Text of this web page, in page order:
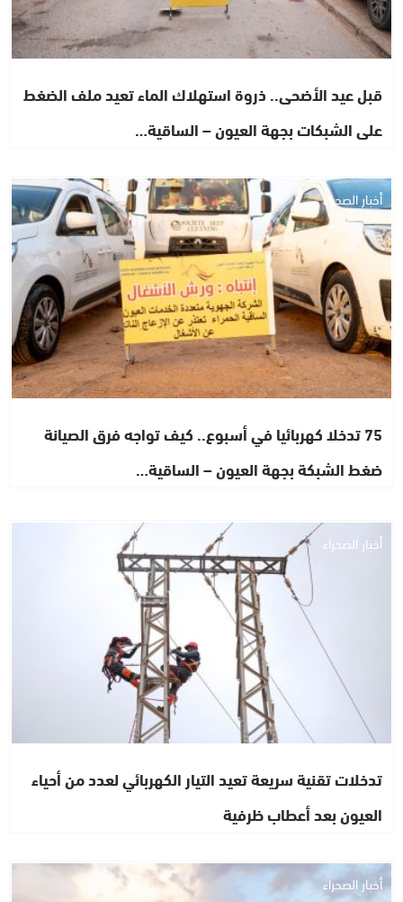
قبل عيد الأضحى.. ذروة استهلاك الماء تعيد ملف الضغط
على الشبكات بجهة العيون – الساقية…
أخبار الصحراء
75 تدخلا كهربائيا في أسبوع.. كيف تواجه فرق الصيانة
ضغط الشبكة بجهة العيون – الساقية…
أخبار الصحراء
تدخلات تقنية سريعة تعيد التيار الكهربائي لعدد من أحياء
العيون بعد أعطاب ظرفية
أخبار الصحراء